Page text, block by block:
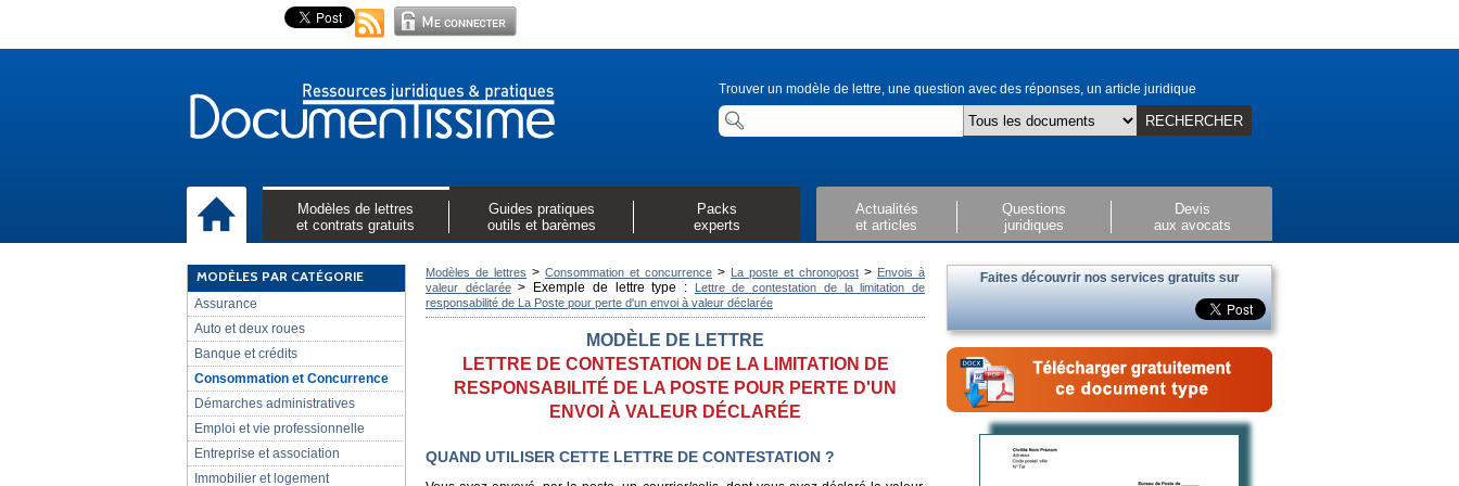
Trouver un modèle de lettre, une question avec des réponses, un article juridique
RECHERCHER
Modèles de lettres
et contrats gratuits
Guides pratiques
outils et barèmes
Packs
experts
Actualités
et articles
Questions
juridiques
Devis
aux avocats
MODÈLES PAR CATÉGORIE
Assurance
Auto et deux roues
Banque et crédits
Consommation et Concurrence
Démarches administratives
Emploi et vie professionnelle
Entreprise et association
Immobilier et logement
Modèles de lettres > Consommation et concurrence > La poste et chronopost > Envois à
valeur déclarée> Exemple de lettre type :
Lettre de contestation de la limitation de
responsabilité de La Poste pour perte d'un envoi à valeur déclarée
MODÈLE DE LETTRE
LETTRE DE CONTESTATION DE LA LIMITATION DE
RESPONSABILITÉ DE LA POSTE POUR PERTE D'UN
ENVOI À VALEUR DÉCLARÉE
QUAND UTILISER CETTE LETTRE DE CONTESTATION ?
Faites découvrir nos services gratuits sur